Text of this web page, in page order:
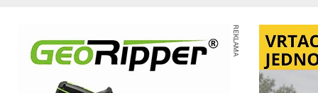
REKLAMA